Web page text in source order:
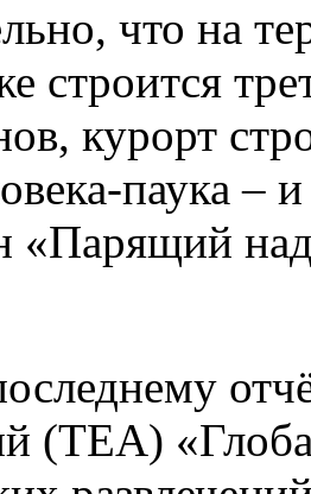
что на
строится
курорт
паука –
«Парящий
(TEA)